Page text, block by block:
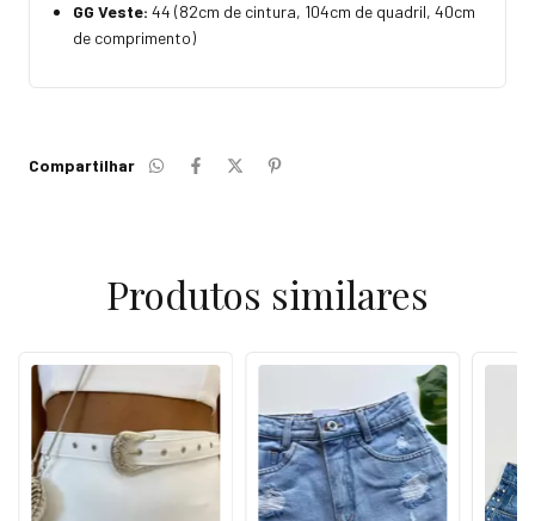
GG Veste: 44 (82cm de cintura, 104cm de quadril, 40cm
de comprimento)
Compartilhar
Produtos similares